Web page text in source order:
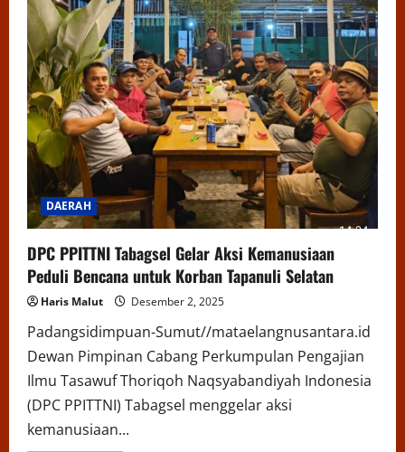
DAERAH
DPC PPITTNI Tabagsel Gelar Aksi Kemanusiaan
Peduli Bencana untuk Korban Tapanuli Selatan
Haris Malut Desember 2, 2025
Padangsidimpuan-Sumut//mataelangnusantara.id
Dewan Pimpinan Cabang Perkumpulan Pengajian
Ilmu Tasawuf Thoriqoh Naqsyabandiyah Indonesia
(DPC PPITTNI) Tabagsel menggelar aksi
kemanusiaan...